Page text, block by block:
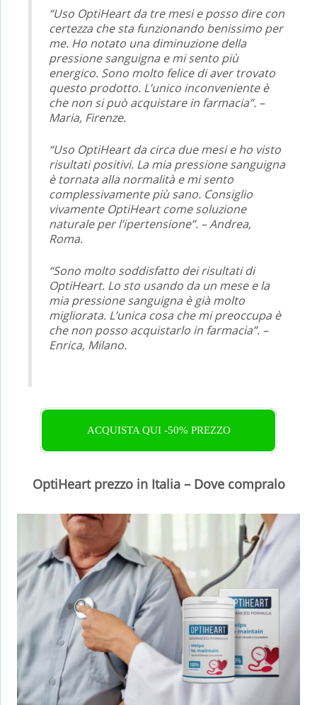
“Uso OptiHeart da tre mesi e posso dire con
certezza che sta funzionando benissimo per
me. Ho notato una diminuzione della
pressione sanguigna e mi sento più
energico. Sono molto felice di aver trovato
questo prodotto. L’unico inconveniente è
che non si può acquistare in farmacia”. –
Maria, Firenze.
“Uso OptiHeart da circa due mesi e ho visto
risultati positivi. La mia pressione sanguigna
è tornata alla normalità e mi sento
complessivamente più sano. Consiglio
vivamente OptiHeart come soluzione
naturale per l’ipertensione”. – Andrea,
Roma.
“Sono molto soddisfatto dei risultati di
OptiHeart. Lo sto usando da un mese e la
mia pressione sanguigna è già molto
migliorata. L’unica cosa che mi preoccupa è
che non posso acquistarlo in farmacia”. –
Enrica, Milano.
ACQUISTA QUI -50% PREZZO
OptiHeart prezzo in Italia – Dove compralo